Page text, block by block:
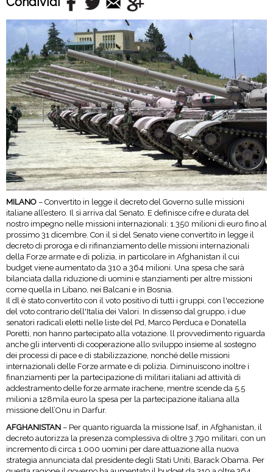
MILANO – Convertito in legge il decreto del Governo sulle missioni
italiane all’estero. Il sì arriva dal Senato. E definisce cifre e durata del
nostro impegno nelle missioni internazionali: 1.350 milioni di euro fino al
prossimo 31 dicembre. Con il sì del Senato viene convertito in legge il
decreto di proroga e di rifinanziamento delle missioni internazionali
della Forze armate e di polizia, in particolare in Afghanistan il cui
budget viene aumentato da 310 a 364 milioni. Una spesa che sarà
bilanciata dalla riduzione di uomini e stanziamenti per altre missioni
come quella in Libano, nei Balcani e in Bosnia.
Il dl è stato convertito con il voto positivo di tutti i gruppi, con l'eccezione
del voto contrario dell'Italia dei Valori. In dissenso dal gruppo, i due
senatori radicali eletti nelle liste del Pd, Marco Perduca e Donatella
Poretti, non hanno partecipato alla votazione. ll provvedimento riguarda
anche gli interventi di cooperazione allo sviluppo insieme al sostegno
dei processi di pace e di stabilizzazione, nonché delle missioni
internazionali delle Forze armate e di polizia. Diminuiscono inoltre i
finanziamenti per la partecipazione di militari italiani ad attività di
addestramento delle forze armate irachene, mentre scende da 5,5
milioni a 128mila euro la spesa per la partecipazione italiana alla
missione dell’Onu in Darfur.
AFGHANISTAN – Per quanto riguarda la missione Isaf, in Afghanistan, il
decreto autorizza la presenza complessiva di oltre 3.790 militari, con un
incremento di circa 1.000 uomini per dare attuazione alla nuova
strategia annunciata dal presidente degli Stati Uniti, Barack Obama. Per